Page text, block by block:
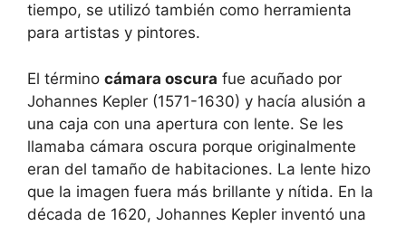
tiempo, se utilizó también como herramienta
para artistas y pintores.
El término cámara oscura fue acuñado por
Johannes Kepler (1571-1630) y hacía alusión a
una caja con una apertura con lente. Se les
llamaba cámara oscura porque originalmente
eran del tamaño de habitaciones. La lente hizo
que la imagen fuera más brillante y nítida. En la
década de 1620, Johannes Kepler inventó una